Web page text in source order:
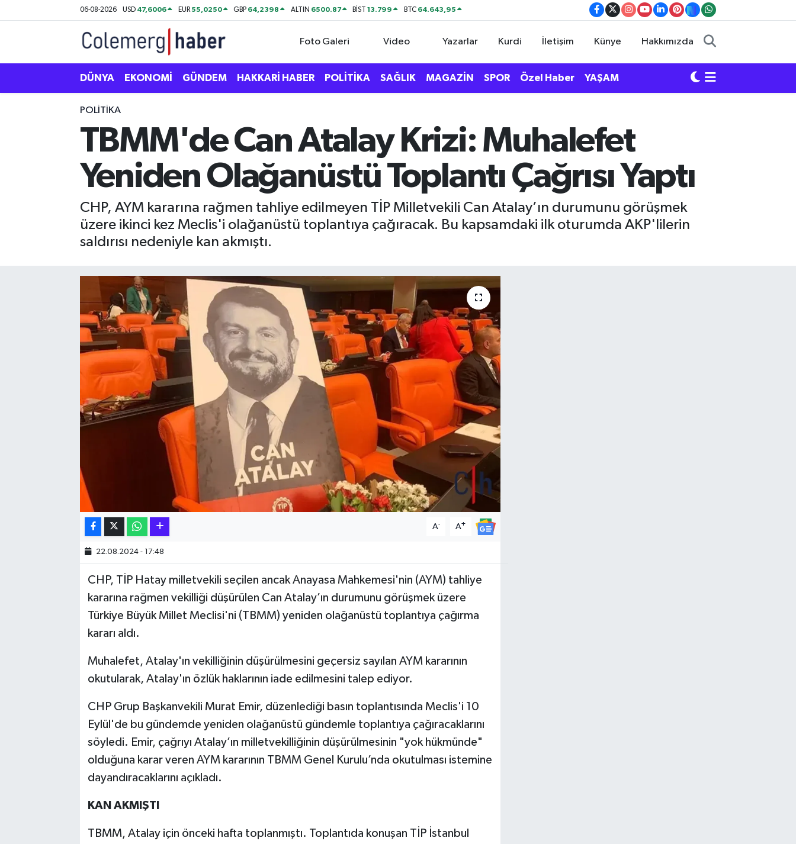
06-08-2026 USD 47,6006 EUR55,0250 GBP 64,2398 ALTIN 6500.87 BİST13.799 BTC 64.643,95
Foto Galeri Video Yazarlar Kurdi İletişim Künye Hakkımızda
DÜNYA EKONOMİ GÜNDEM HAKKARİ HABER POLİTİKA SAĞLIK MAGAZİN SPOR Özel Haber YAŞAM
POLİTİKA
TBMM'de Can Atalay Krizi: Muhalefet
Yeniden Olağanüstü Toplantı Çağrısı Yaptı
CHP, AYM kararına rağmen tahliye edilmeyen TİP Milletvekili Can Atalay’ın durumunu görüşmek
üzere ikinci kez Meclis'i olağanüstü toplantıya çağıracak. Bu kapsamdaki ilk oturumda AKP'lilerin
saldırısı nedeniyle kan akmıştı.
A- A+
22.08.2024 - 17:48
CHP, TİP Hatay milletvekili seçilen ancak Anayasa Mahkemesi'nin (AYM) tahliye
kararına rağmen vekilliği düşürülen Can Atalay’ın durumunu görüşmek üzere
Türkiye Büyük Millet Meclisi'ni (TBMM) yeniden olağanüstü toplantıya çağırma
kararı aldı.
Muhalefet, Atalay'ın vekilliğinin düşürülmesini geçersiz sayılan AYM kararının
okutularak, Atalay'ın özlük haklarının iade edilmesini talep ediyor.
CHP Grup Başkanvekili Murat Emir, düzenlediği basın toplantısında Meclis'i 10
Eylül'de bu gündemde yeniden olağanüstü gündemle toplantıya çağıracaklarını
söyledi. Emir, çağrıyı Atalay’ın milletvekilliğinin düşürülmesinin "yok hükmünde"
olduğuna karar veren AYM kararının TBMM Genel Kurulu’nda okutulması istemine
dayandıracaklarını açıkladı.
KAN AKMIŞTI
TBMM, Atalay için önceki hafta toplanmıştı. Toplantıda konuşan TİP İstanbul
EKONOMİ
İLGİNÇ HABERLER
KÜLTÜR SANAT
MAGAZİN
Hakkâri Nöbetçi Eczaneler
Hakkâri Hava Durumu
Hakkari Namaz Vakitleri
Hakkâri Trafik Yoğunluk Haritası
Süper Lig Puan Durumu ve Fikstür
Son Dakika Haberleri